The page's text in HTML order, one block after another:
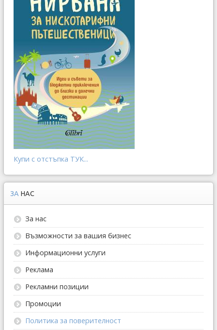
Купи с отстъпка ТУК...
ЗА НАС
За нас
Възможности за вашия бизнес
Информационни услуги
Реклама
Рекламни позиции
Промоции
Политика за поверителност